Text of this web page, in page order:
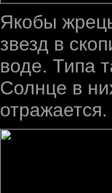
Якобы
звезд в
воде. Типа
Солнце в
отражается.